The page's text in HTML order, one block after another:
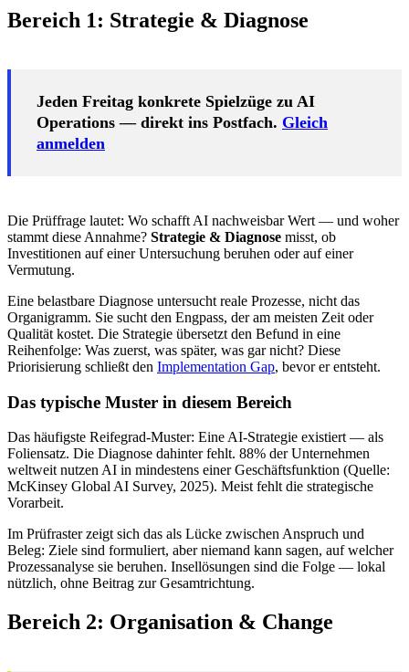
Bereich 1: Strategie & Diagnose
Jeden Freitag konkrete Spielzüge zu AI
Operations — direkt ins Postfach. Gleich
anmelden
Die Prüffrage lautet: Wo schafft AI nachweisbar Wert — und woher
stammt diese Annahme? Strategie & Diagnose misst, ob
Investitionen auf einer Untersuchung beruhen oder auf einer
Vermutung.
Eine belastbare Diagnose untersucht reale Prozesse, nicht das
Organigramm. Sie sucht den Engpass, der am meisten Zeit oder
Qualität kostet. Die Strategie übersetzt den Befund in eine
Reihenfolge: Was zuerst, was später, was gar nicht? Diese
Priorisierung schließt den Implementation Gap, bevor er entsteht.
Das typische Muster in diesem Bereich
Das häufigste Reifegrad-Muster: Eine AI-Strategie existiert — als
Foliensatz. Die Diagnose dahinter fehlt. 88% der Unternehmen
weltweit nutzen AI in mindestens einer Geschäftsfunktion (Quelle:
McKinsey Global AI Survey, 2025). Meist fehlt die strategische
Vorarbeit.
Im Prüfraster zeigt sich das als Lücke zwischen Anspruch und
Beleg: Ziele sind formuliert, aber niemand kann sagen, auf welcher
Prozessanalyse sie beruhen. Insellösungen sind die Folge — lokal
nützlich, ohne Beitrag zur Gesamtrichtung.
Bereich 2: Organisation & Change